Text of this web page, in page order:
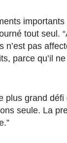
tout seul.
n’est pas
parce qu’il
plus grand
seule. La